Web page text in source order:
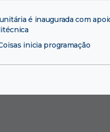
é inaugurada com
inicia programação